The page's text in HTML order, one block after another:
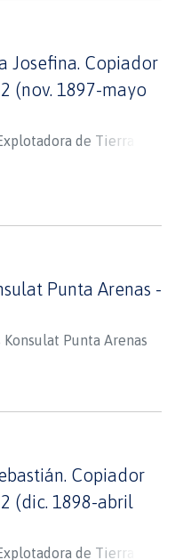
Josefina. Copiador
(nov. 1897-mayo
de Tierra del
Punta Arenas -
Konsulat Punta Arenas
Copiador
(dic. 1898-abril
de Tierra del